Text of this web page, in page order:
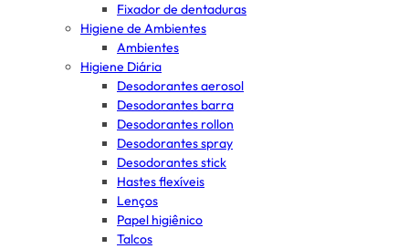
Fixador de dentaduras
Higiene de Ambientes
Ambientes
Higiene Diária
Desodorantes aerosol
Desodorantes barra
Desodorantes rollon
Desodorantes spray
Desodorantes stick
Hastes flexíveis
Lenços
Papel higiênico
Talcos